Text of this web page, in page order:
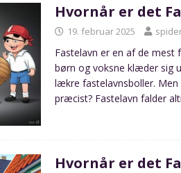
Hvornår er det
19. februar 2025
Fastelavn er en af de
børn og voksne klæder sig
lækre fastelavnsboller.
præcist? Fastelavn falder
Hvornår er det